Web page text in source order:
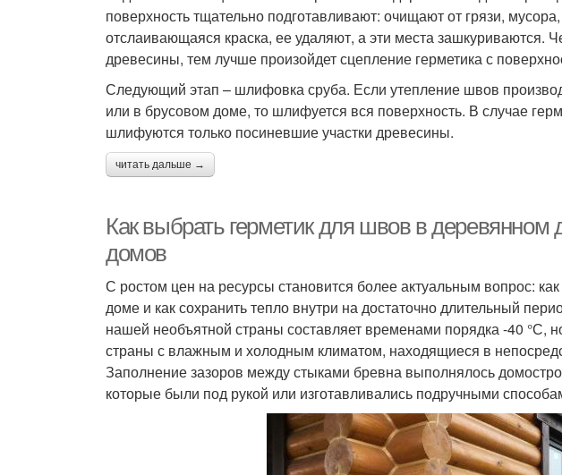
поверхность тщательно подготавливают: очищают от грязи,
отслаивающаяся краска, ее удаляют, а эти места зашкуриваются.
древесины, тем лучше произойдет сцепление герметика с
Следующий этап – шлифовка сруба. Если утепление швов
или в брусовом доме, то шлифуется вся поверхность. В случае
шлифуются только посиневшие участки древесины.
читать дальше →
Как выбрать герметик для швов в
домов
С ростом цен на ресурсы становится более актуальным вопрос:
доме и как сохранить тепло внутри на достаточно длительный
нашей необъятной страны составляет временами порядка -40 °С,
страны с влажным и холодным климатом, находящиеся в
Заполнение зазоров между стыками бревна выполнялось
которые были под рукой или изготавливались подручными